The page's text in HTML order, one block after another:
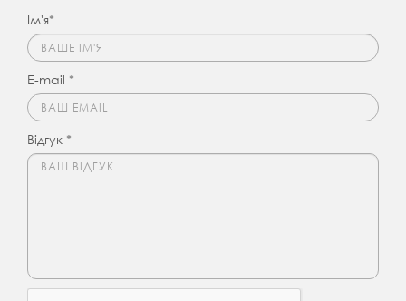
Ім'я*
E-mail *
Відгук *